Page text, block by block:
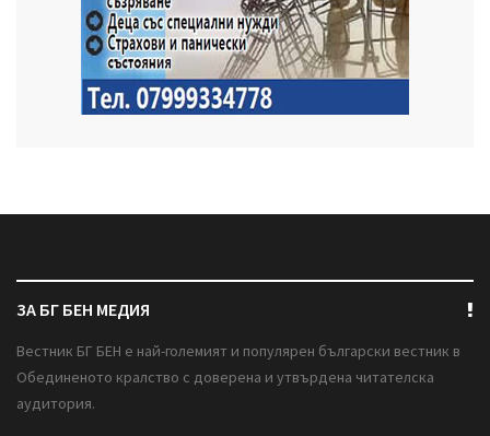
ЗА БГ БЕН МЕДИЯ
Вестник БГ БЕН е най-големият и популярен български вестник в
Обединеното кралство с доверена и утвърдена читателска
аудитория.